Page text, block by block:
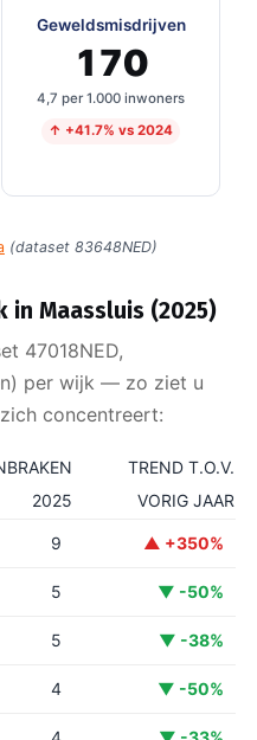
Geweldsmisdrijven
170
4,7 per 1.000 inwoners
↑ +41.7% vs 2024
(dataset 83648NED)
in Maassluis (2025)
47018NED,
per wijk — zo ziet u
concentreert:
2025
TREND T.O.V.
VORIG JAAR
9 ▲ +350%
5 ▼ -50%
5 ▼ -38%
4 ▼ -50%